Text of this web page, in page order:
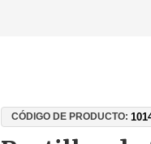
CÓDIGO DE PRODUCTO:
Pastillas